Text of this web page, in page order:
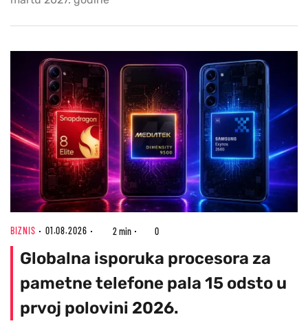
BIZNIS 01.08.2026 2 min 0
Globalna isporuka procesora za
pametne telefone pala 15 odsto u
prvoj polovini 2026.